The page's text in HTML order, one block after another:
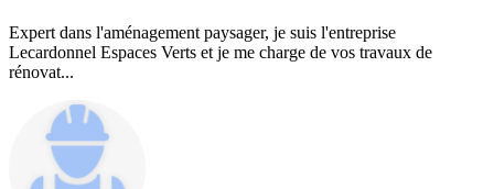
Expert dans l'aménagement paysager, je suis l'entreprise
Lecardonnel Espaces Verts et je me charge de vos travaux de
rénovat...